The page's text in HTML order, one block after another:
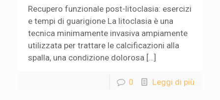
Recupero funzionale post-litoclasia: esercizi
e tempi di guarigione La litoclasia è una
tecnica minimamente invasiva ampiamente
utilizzata per trattare le calcificazioni alla
spalla, una condizione dolorosa […]
0 Leggi di più